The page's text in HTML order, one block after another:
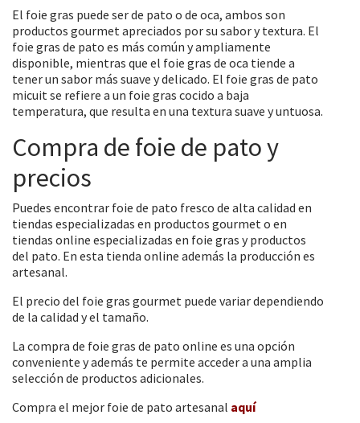
El foie gras puede ser de pato o de oca, ambos son
productos gourmet apreciados por su sabor y textura. El
foie gras de pato es más común y ampliamente
disponible, mientras que el foie gras de oca tiende a
tener un sabor más suave y delicado. El foie gras de pato
micuit se refiere a un foie gras cocido a baja
temperatura, que resulta en una textura suave y untuosa.
Compra de foie de pato y
precios
Puedes encontrar foie de pato fresco de alta calidad en
tiendas especializadas en productos gourmet o en
tiendas online especializadas en foie gras y productos
del pato. En esta tienda online además la producción es
artesanal.
El precio del foie gras gourmet puede variar dependiendo
de la calidad y el tamaño.
La compra de foie gras de pato online es una opción
conveniente y además te permite acceder a una amplia
selección de productos adicionales.
Compra el mejor foie de pato artesanal aquí